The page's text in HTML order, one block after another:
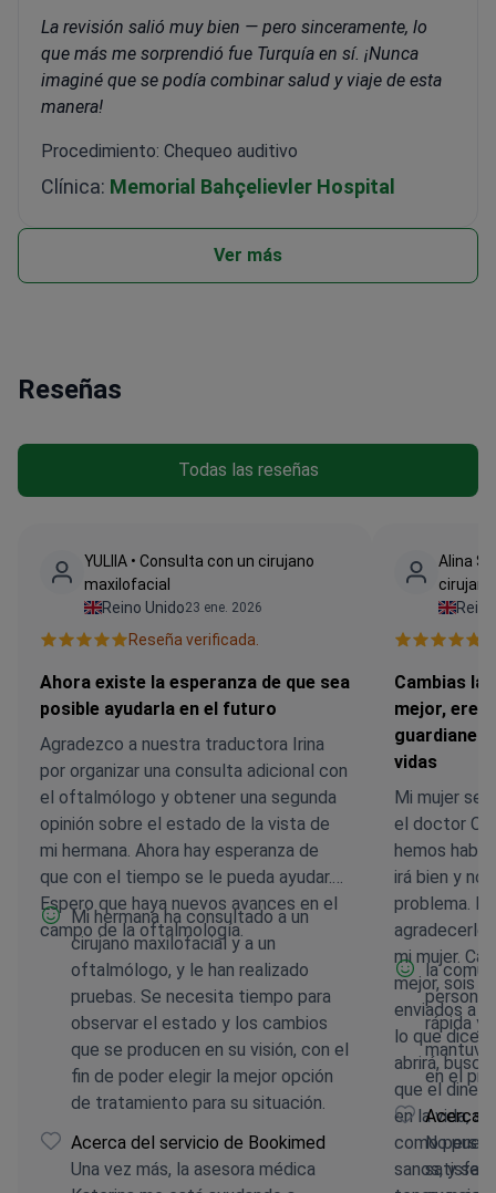
La revisión salió muy bien — pero sinceramente, lo
que más me sorprendió fue Turquía en sí. ¡Nunca
imaginé que se podía combinar salud y viaje de esta
manera!
Procedimiento: Chequeo auditivo
Clínica: Memorial Bahçelievler Hospital
Ver más
Reseñas
Todas las reseñas
YULIIA • Consulta con un cirujano
maxilofacial
Reino Unido23 ene. 2026
Reseña verificada.
Ahora existe la esperanza de que sea
posible ayudarla en el futuro
Agradezco a nuestra traductora Irina
por organizar una consulta adicional con
el oftalmólogo y obtener una segunda
opinión sobre el estado de la vista de
mi hermana. Ahora hay esperanza de
que con el tiempo se le pueda ayudar.
Espero que haya nuevos avances en el
campo de la oftalmología.
Mi hermana ha consultado a un
cirujano maxilofacial y a un
oftalmólogo, y le han realizado
pruebas. Se necesita tiempo para
observar el estado y los cambios
que se producen en su visión, con el
fin de poder elegir la mejor opción
de tratamiento para su situación.
Acerca del servicio de Bookimed
Una vez más, la asesora médica
Alina
Cambias la
mejor, eres
guardianes
vidas
Mi mujer se
el doctor
hemos
irá bien y no
problema. No tengo palabras para
agradecerle
mi mujer.
mejor, sois
enviados a
lo que dice
abrirá, buscad
que el
en la vida,
como
sanos, y
la
rápida y
en el
Acerca
No